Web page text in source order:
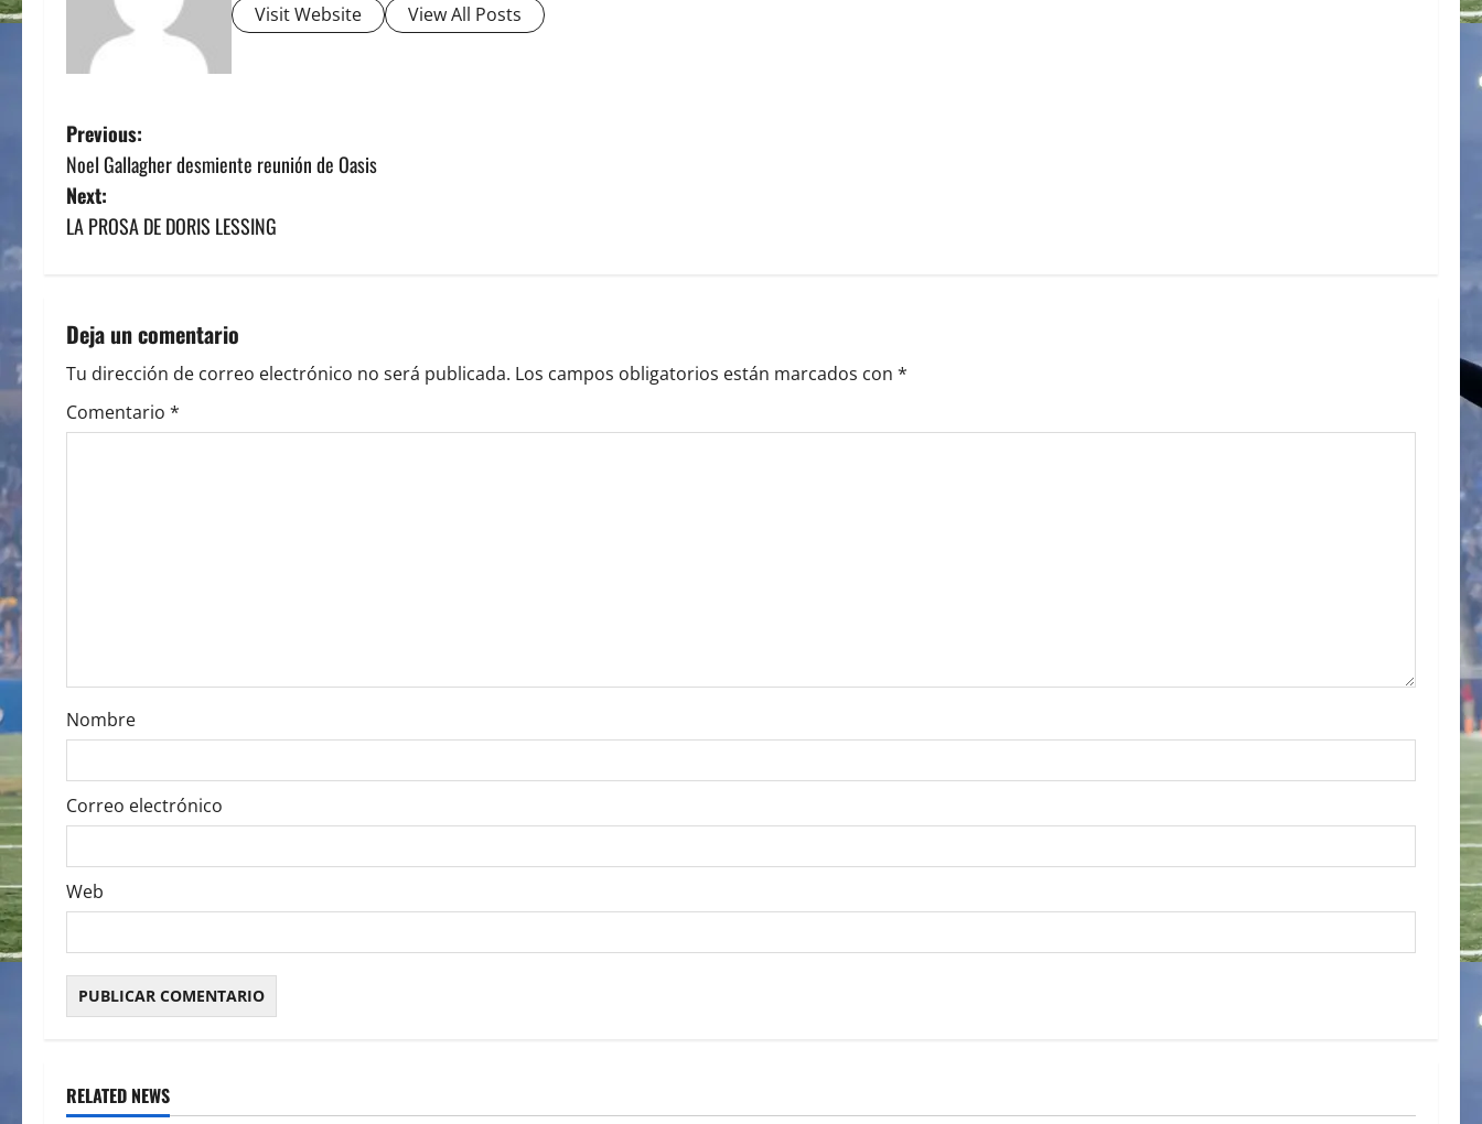
Visit Website View All Posts
P
o
s
n
a
v
o
n
Previous:
Noel Gallagher desmiente reunión de Oasis
Next:
LA PROSA DE DORIS LESSING
Deja un comentario
Tu dirección de correo electrónico no será publicada. Los campos obligatorios están marcados con *
Comentario *
Nombre
Correo electrónico
Web
RELATED NEWS